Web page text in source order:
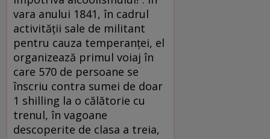
vara anului 1841, în cadrul
activităţii sale de militant
pentru cauza temperanţei, el
organizează primul voiaj în
care 570 de persoane se
înscriu contra sumei de doar
1 shilling la o călătorie cu
trenul, în vagoane
descoperite de clasa a treia,